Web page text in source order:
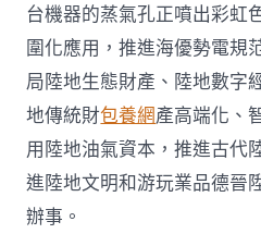
台機器的蒸氣孔正噴出彩虹
圍化應用，推進海優勢電規
局陸地生態財產、陸地數字
地傳統財包養網產高端化、
用陸地油氣資本，推進古代
進陸地文明和游玩業品德晉
辦事。